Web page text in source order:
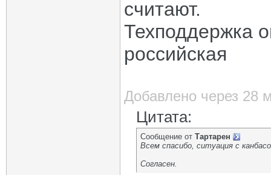
считают.
Техподдержка
российская
Добавлено через 28
Цитата:
Сообщение от Тартарен
Всем спасибо, ситуация с
Согласен.